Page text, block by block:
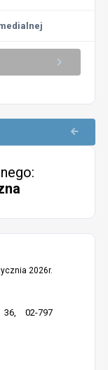
2026r.
02-797